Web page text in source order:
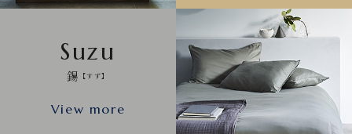
Suzu
錫 【すず】
View more